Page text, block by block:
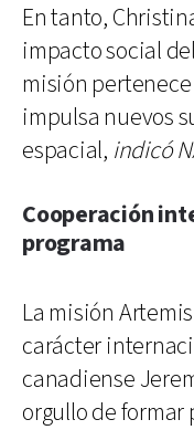
En tanto,
impacto social
misión
impulsa nuevos
espacial, indicó
Cooperación
programa
La misión
carácter
canadiense
orgullo de formar